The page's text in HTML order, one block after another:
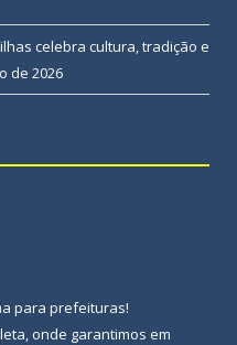
celebra cultura, tradição e
de 2026
para prefeituras!
onde garantimos em